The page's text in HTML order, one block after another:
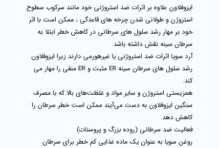
ایزوفلاون علاوه بر اثرات ضد استروژنی خود مانند سرکوب سطوح
استروژن و طولانی شدن چرخه های قاعدگی ، ممکن است با اثر
خود بر مهار رشد سلول های سرطانی در کاهش خطر ابتلا به
سرطان سینه نقش داشته باشد.
آرد سویا اثرات ضد استروژنی یا غیرهورمی دارند زیرا ایزوفلاون
رشد سلول های سرطان سینه ER مثبت و ER منفی را مهار می
کند.
همزیستی استروژن و سایر مواد و غلظت‌های بالا که با مصرف
سنگین ایزوفلاون به دست می‌آیند ممکن است خطر سرطان را
کاهش دهد.
فعالیت ضد سرطانی (روده بزرگ و پروستات)
روغن سویا به عنوان یک ماده غذایی کم خطر برای سرطان